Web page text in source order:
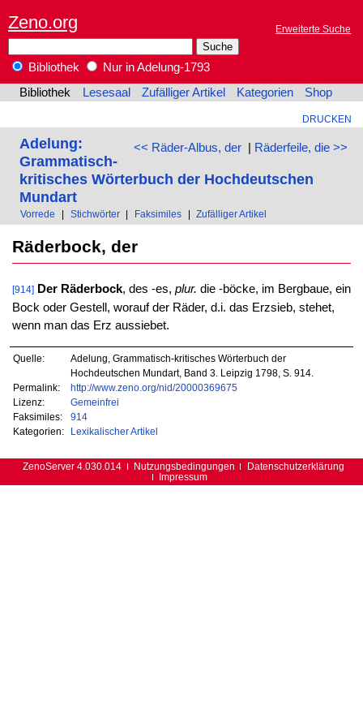
Zeno.org Erweiterte Suche
Bibliothek
Nur in Adelung-1793
Bibliothek
Lesesaal Zufälliger Artikel Kategorien Shop
DRUCKEN
<< Räder-Albus, der| Räderfeile, die >>
Adelung:
Grammatisch-
kritisches Wörterbuch der Hochdeutschen
Mundart
Vorrede Stichwörter Faksimiles Zufälliger Artikel
Räderbock, der
[914] Der Räderbock, des -es, plur. die -böcke, im Bergbaue, ein
Bock oder Gestell, worauf der Räder, d.i. das Erzsieb, stehet,
wenn man das Erz aussiebet.
Quelle:
Adelung, Grammatisch-kritisches Wörterbuch der
Hochdeutschen Mundart, Band 3. Leipzig 1798, S. 914.
Permalink:
http://www.zeno.org/nid/20000369675
Lizenz:
Gemeinfrei
Faksimiles:
914
Kategorien:
Lexikalischer Artikel
ZenoServer 4.030.014 Nutzungsbedingungen
Datenschutzerklärung
Impressum